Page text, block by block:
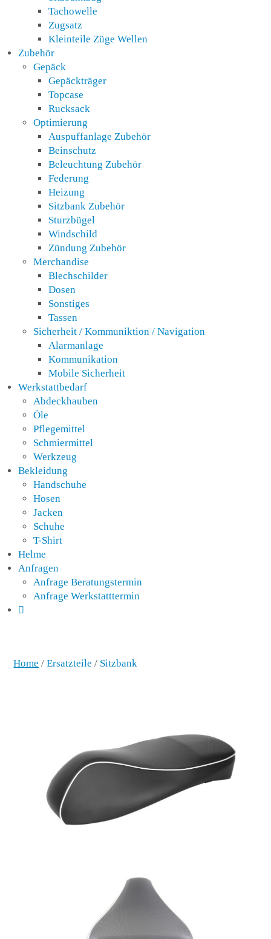
Tachowelle
Zugsatz
Kleinteile Züge Wellen
Zubehör
Gepäck
Gepäckträger
Topcase
Rucksack
Optimierung
Auspuffanlage Zubehör
Beinschutz
Beleuchtung Zubehör
Federung
Heizung
Sitzbank Zubehör
Sturzbügel
Windschild
Zündung Zubehör
Merchandise
Blechschilder
Dosen
Sonstiges
Tassen
Sicherheit / Kommuniktion / Navigation
Alarmanlage
Kommunikation
Mobile Sicherheit
Werkstattbedarf
Abdeckhauben
Öle
Pflegemittel
Schmiermittel
Werkzeug
Bekleidung
Handschuhe
Hosen
Jacken
Schuhe
T-Shirt
Helme
Anfragen
Anfrage Beratungstermin
Anfrage Werkstatttermin
Home / Ersatzteile / Sitzbank